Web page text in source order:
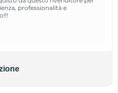
professionalità e